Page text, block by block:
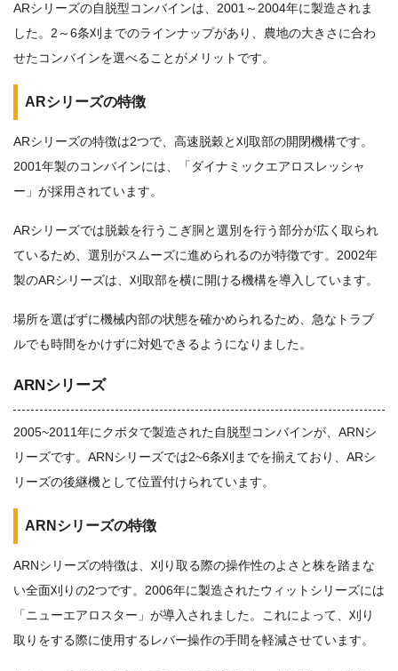
ARシリーズの自脱型コンバインは、2001～2004年に製造されま
した。2～6条刈までのラインナップがあり、農地の大きさに合わ
せたコンバインを選べることがメリットです。
ARシリーズの特徴
ARシリーズの特徴は2つで、高速脱穀と刈取部の開閉機構です。
2001年製のコンバインには、「ダイナミックエアロスレッシャ
ー」が採用されています。
ARシリーズでは脱穀を行うこぎ胴と選別を行う部分が広く取られ
ているため、選別がスムーズに進められるのが特徴です。2002年
製のARシリーズは、刈取部を横に開ける機構を導入しています。
場所を選ばずに機械内部の状態を確かめられるため、急なトラブ
ルでも時間をかけずに対処できるようになりました。
ARNシリーズ
2005~2011年にクボタで製造された自脱型コンバインが、ARNシ
リーズです。ARNシリーズでは2~6条刈までを揃えており、ARシ
リーズの後継機として位置付けられています。
ARNシリーズの特徴
ARNシリーズの特徴は、刈り取る際の操作性のよさと株を踏まな
い全面刈りの2つです。2006年に製造されたウィットシリーズには
「ニューエアロスター」が導入されました。これによって、刈り
取りをする際に使用するレバー操作の手間を軽減させています。